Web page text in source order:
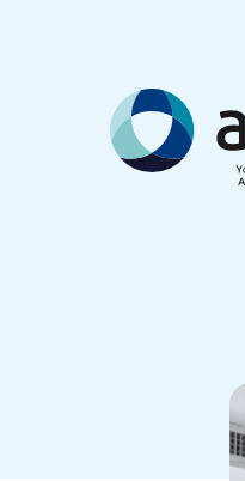
Allten